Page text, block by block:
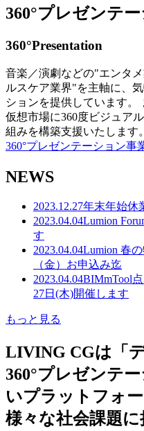
360°プレゼンテ
360°Presentation
音楽／演劇などの"エンタ
ルスケア業界"を主軸に、
ションを提供しています。
仮想市場に360度ビジュア
組みを構築支援いたします。
360°プレゼンテーション事
NEWS
2023.12.27年末年始休
2023.04.04Lumion
す
2023.04.04Lumion 春
（金）お申込み迄
2023.04.04BIMmTool
27日(木)開催します
もっと見る
LIVING CGは「
360°プレゼンテ
いプラットフォ
様々な社会課題